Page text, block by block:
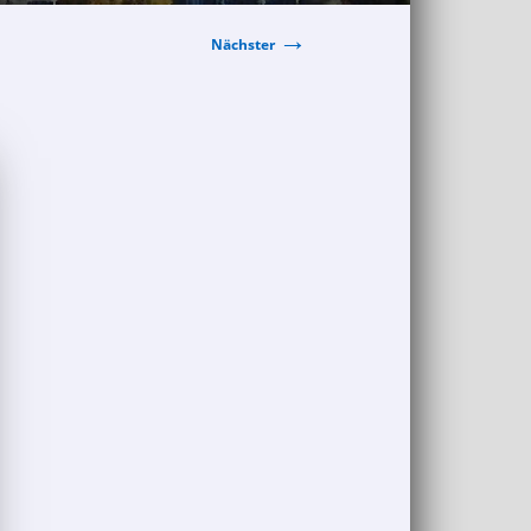
Nächster →